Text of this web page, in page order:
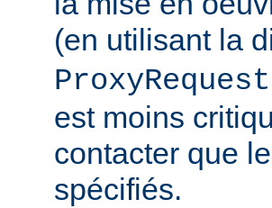
(en utilisant la
est moins
contacter que
spécifiés.